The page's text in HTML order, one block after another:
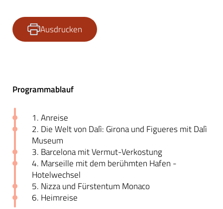
Ausdrucken
Programmablauf
1. Anreise
2. Die Welt von Dalì: Girona und Figueres mit Dalì
Museum
3. Barcelona mit Vermut-Verkostung
4. Marseille mit dem berühmten Hafen -
Hotelwechsel
5. Nizza und Fürstentum Monaco
6. Heimreise